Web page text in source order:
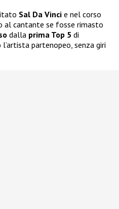
Sal Da Vinci e nel corso
al cantante se fosse rimasto
dalla prima Top 5 di
l’artista partenopeo, senza giri